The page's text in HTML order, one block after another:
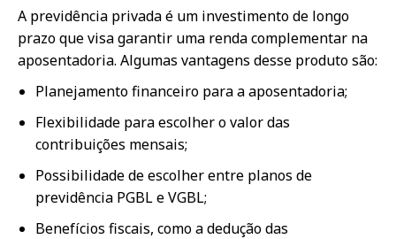
A previdência privada é um investimento de longo
prazo que visa garantir uma renda complementar na
aposentadoria. Algumas vantagens desse produto são:
Planejamento financeiro para a aposentadoria;
Flexibilidade para escolher o valor das
contribuições mensais;
Possibilidade de escolher entre planos de
previdência PGBL e VGBL;
Benefícios fiscais, como a dedução das